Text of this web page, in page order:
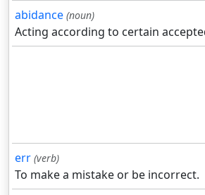
abidance (noun)
Acting according to certain
err (verb)
To make a mistake or be incorrect.